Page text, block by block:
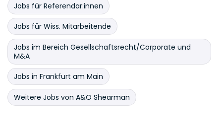
Jobs für Referendar:innen
Jobs für Wiss. Mitarbeitende
Jobs im Bereich Gesellschaftsrecht/Corporate und
M&A
Jobs in Frankfurt am Main
Weitere Jobs von A&O Shearman